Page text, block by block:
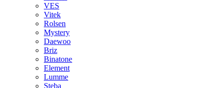
VES
Vitek
Rolsen
Mystery
Daewoo
Briz
Binatone
Element
Lumme
Steba